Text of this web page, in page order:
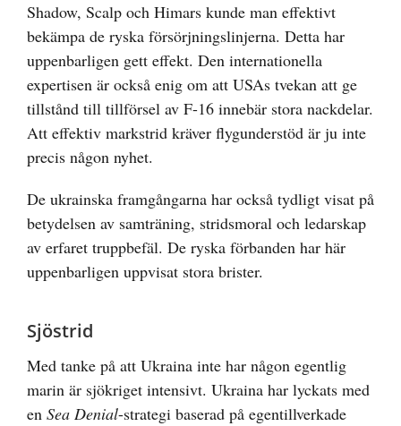
Shadow, Scalp och Himars kunde man effektivt
bekämpa de ryska försörjningslinjerna. Detta har
uppenbarligen gett effekt. Den internationella
expertisen är också enig om att USAs tvekan att ge
tillstånd till tillförsel av F-16 innebär stora nackdelar.
Att effektiv markstrid kräver flygunderstöd är ju inte
precis någon nyhet.
De ukrainska framgångarna har också tydligt visat på
betydelsen av samträning, stridsmoral och ledarskap
av erfaret truppbefäl. De ryska förbanden har här
uppenbarligen uppvisat stora brister.
Sjöstrid
Med tanke på att Ukraina inte har någon egentlig
marin är sjökriget intensivt. Ukraina har lyckats med
en Sea Denial-strategi baserad på egentillverkade